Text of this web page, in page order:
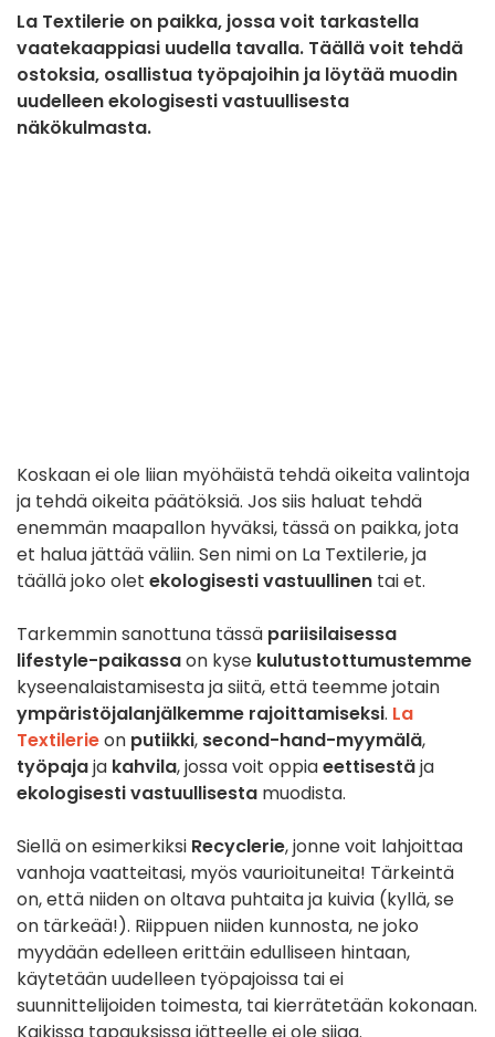
La Textilerie on paikka, jossa voit tarkastella
vaatekaappiasi uudella tavalla. Täällä voit tehdä
ostoksia, osallistua työpajoihin ja löytää muodin
uudelleen ekologisesti vastuullisesta
näkökulmasta.
Koskaan ei ole liian myöhäistä tehdä oikeita valintoja
ja tehdä oikeita päätöksiä. Jos siis haluat tehdä
enemmän maapallon hyväksi, tässä on paikka, jota
et halua jättää väliin. Sen nimi on La Textilerie, ja
täällä joko olet ekologisesti vastuullinen tai et.
Tarkemmin sanottuna tässä pariisilaisessa
lifestyle-paikassaon kyse kulutustottumustemme
kyseenalaistamisesta ja siitä, että teemme jotain
ympäristöjalanjälkemme rajoittamiseksi. La
Textilerieon putiikki, second-hand-myymälä,
työpajaja kahvila, jossa voit oppiaeettisestäja
ekologisesti vastuullisesta muodista.
Siellä on esimerkiksi Recyclerie, jonne voit lahjoittaa
vanhoja vaatteitasi, myös vaurioituneita! Tärkeintä
on, että niiden on oltava puhtaita ja kuivia (kyllä, se
on tärkeää!). Riippuen niiden kunnosta, ne joko
myydään edelleen erittäin edulliseen hintaan,
käytetään uudelleen työpajoissa tai ei
suunnittelijoiden toimesta, tai kierrätetään kokonaan.